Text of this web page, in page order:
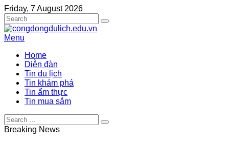
Friday, 7 August 2026
Menu
Home
Diễn đàn
Tin du lịch
Tin khám phá
Tin ẩm thực
Tin mua sắm
Breaking News